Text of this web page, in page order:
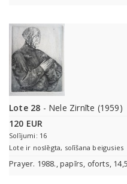
Lote 28 - Nele Zirnīte (1959)
120 EUR
Solījumi: 16
Lote ir noslēgta, solīšana beigusies
Prayer. 1988., papīrs, oforts,